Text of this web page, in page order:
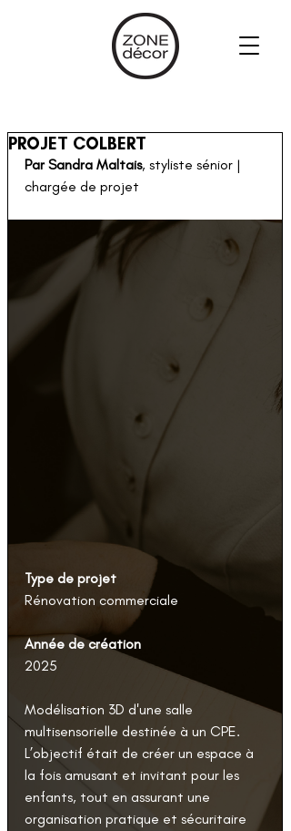
PROJET COLBERT
Par Sandra Maltais, styliste sénior |
chargée de projet
Type de projet
Rénovation commerciale
Année de création
2025
Modélisation 3D d'une salle
multisensorielle destinée à un CPE.
L’objectif était de créer un espace à
la fois amusant et invitant pour les
enfants, tout en assurant une
organisation pratique et sécuritaire